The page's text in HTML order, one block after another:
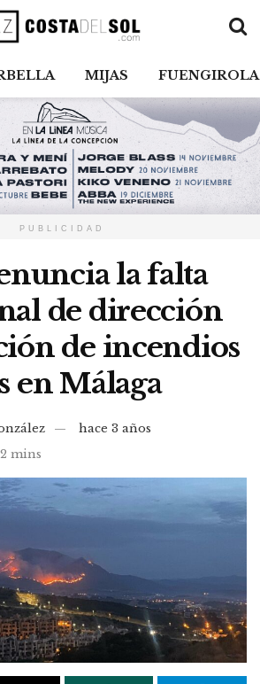
MIJAS FUENGIROLA
PUBLICIDAD
la falta
de dirección
de incendios
en Málaga
hace 3 años
mins